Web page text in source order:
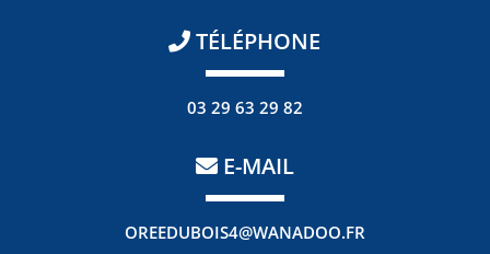
TÉLÉPHONE
03 29 63 29 82
E-MAIL
OREEDUBOIS4@WANADOO.FR